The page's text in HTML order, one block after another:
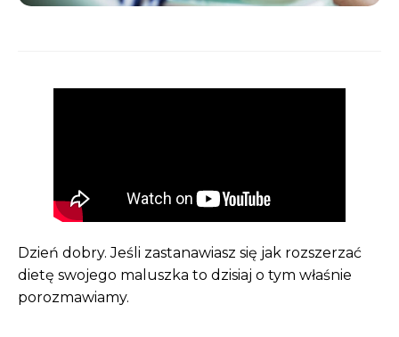
Dzień dobry. Jeśli zastanawiasz się jak rozszerzać
dietę swojego maluszka to dzisiaj o tym właśnie
porozmawiamy.